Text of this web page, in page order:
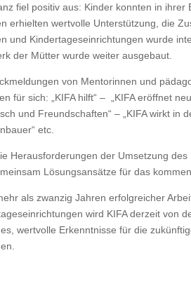
fiel positiv aus: Kinder konnten in ihrer
erhielten wertvolle Unterstützung, die
und Kindertageseinrichtungen wurde
der Mütter wurde weiter ausgebaut.
von Mentorinnen und
für sich: „KIFA hilft“ – „KIFA eröffnet
und Freundschaften“ – „KIFA wirkt in
etc.
Herausforderungen der Umsetzung
Lösungsansätze für das
als zwanzig Jahren erfolgreicher
wird KIFA derzeit von
wertvolle Erkenntnisse für die